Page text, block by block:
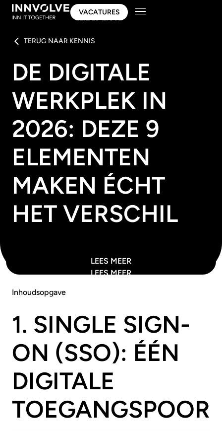
VACATURES
VACATURES
TERUG NAAR KENNIS
DE DIGITALE
WERKPLEK IN
2026: DEZE 9
ELEMENTEN
MAKEN ÉCHT
HET VERSCHIL
LEES MEER
LEES MEER
Inhoudsopgave
1. SINGLE SIGN-
ON (SSO): ÉÉN
DIGITALE